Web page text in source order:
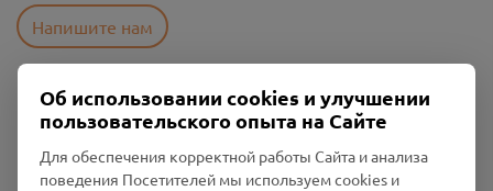
Напишите нам
Пользовательское соглашение
Политика конфиденциальности
Промо-материалы
Об использовании cookies и улучшении
пользовательского опыта на Сайте
Для обеспечения корректной работы Сайта и анализа
поведения Посетителей мы используем cookies и